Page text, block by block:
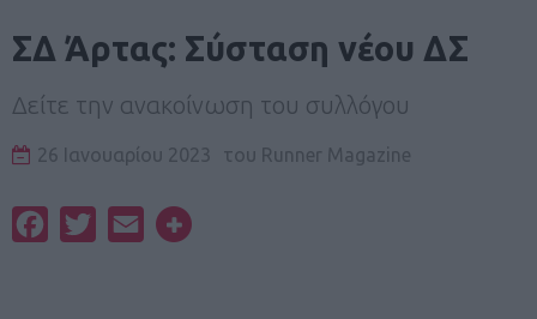
ΣΔ Άρτας: Σύσταση νέου ΔΣ
Δείτε την ανακοίνωση του συλλόγου
26 Ιανουαρίου 2023 του Runner Magazine
FacebookTwitterEmail